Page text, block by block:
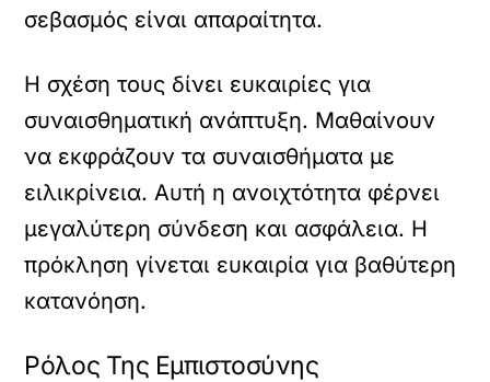
σεβασμός είναι απαραίτητα.
Η σχέση τους δίνει ευκαιρίες για
συναισθηματική ανάπτυξη. Μαθαίνουν
να εκφράζουν τα συναισθήματα με
ειλικρίνεια. Αυτή η ανοιχτότητα φέρνει
μεγαλύτερη σύνδεση και ασφάλεια. Η
πρόκληση γίνεται ευκαιρία για βαθύτερη
κατανόηση.
Ρόλος Της Εμπιστοσύνης